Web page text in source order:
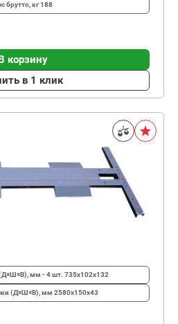
брутто, кг188
корзину
в 1 клик
мм - 4 шт. 735х102х132
(Д×Ш×В), мм 2580х150х43